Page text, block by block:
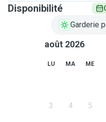
Disponibilité
Garderie
août 2026
LU MA ME
3 4 5